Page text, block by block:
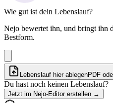
Wie gut ist dein Lebenslauf?
Nejo bewertet ihn, und bringt ihn
Bestform.
Lebenslauf hier ablegenPDF
Du hast noch keinen Lebenslauf?
Jetzt im Nejo-Editor erstellen →